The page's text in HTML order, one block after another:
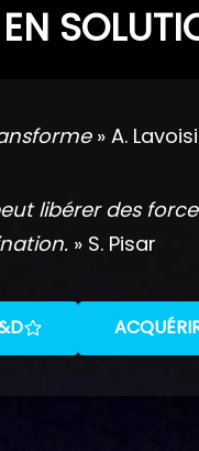
» A.
libérer des
» S. Pisar